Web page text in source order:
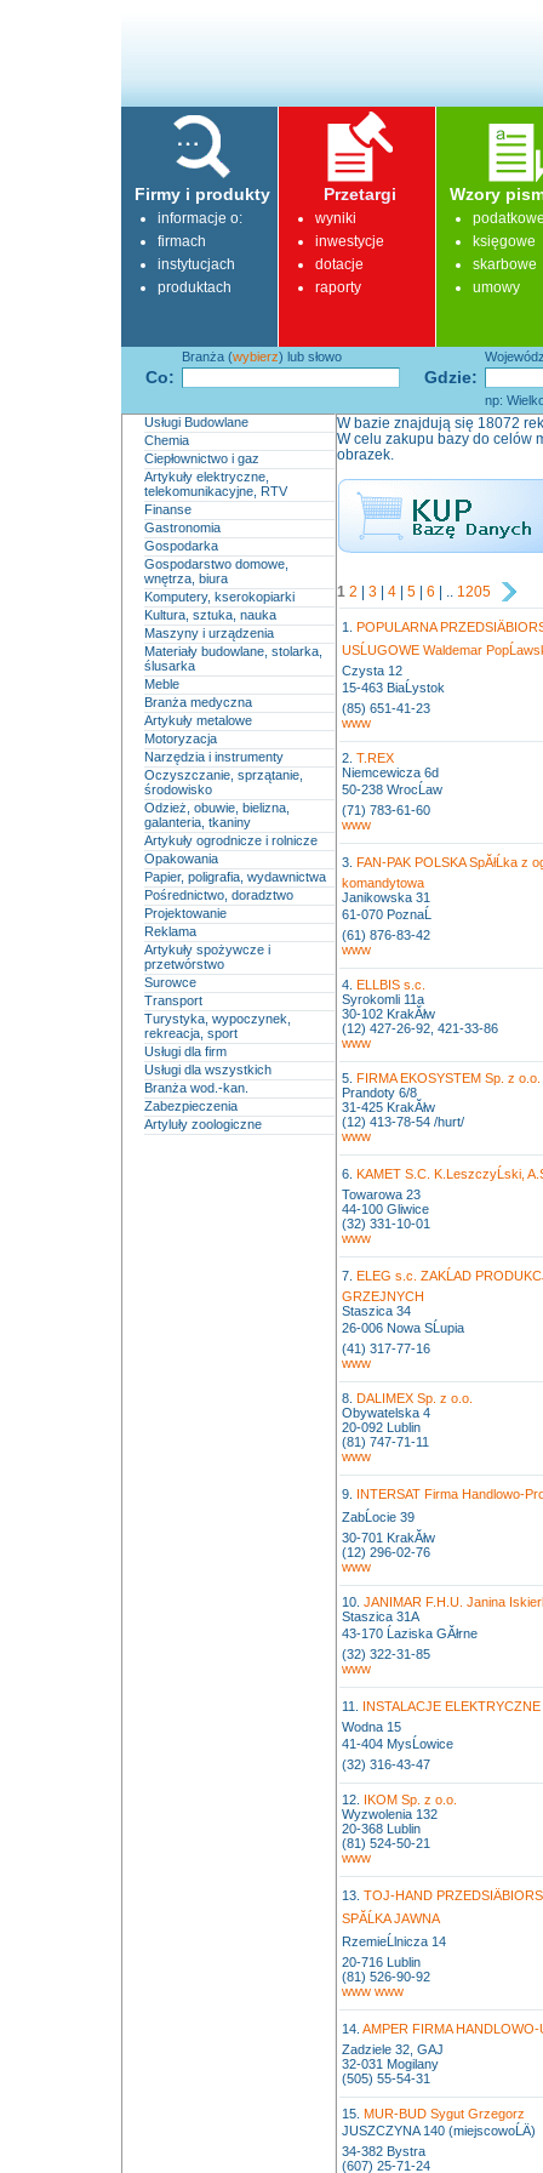
Firmy i produkty
informacje o:
firmach
instytucjach
produktach
Przetargi
wyniki
inwestycje
dotacje
raporty
Wzory
księgowe
skarbowe
umowy
Co: Gdzie:
Branża (wybierz) lub słowo
np:
Usługi Budowlane
Chemia
Ciepłownictwo i gaz
Artykuły elektryczne,
telekomunikacyjne, RTV
Finanse
Gastronomia
Gospodarka
Gospodarstwo domowe,
wnętrza, biura
Komputery, kserokopiarki
Kultura, sztuka, nauka
Maszyny i urządzenia
Materiały budowlane, stolarka,
ślusarka
Meble
Branża medyczna
Artykuły metalowe
Motoryzacja
Narzędzia i instrumenty
Oczyszczanie, sprzątanie,
środowisko
Odzież, obuwie, bielizna,
galanteria, tkaniny
Artykuły ogrodnicze i rolnicze
Opakowania
Papier, poligrafia, wydawnictwa
Pośrednictwo, doradztwo
Projektowanie
Reklama
Artykuły spożywcze i
przetwórstwo
Surowce
Transport
Turystyka, wypoczynek,
rekreacja, sport
Usługi dla firm
Usługi dla wszystkich
Branża wod.-kan.
Zabezpieczenia
Artyluły zoologiczne
W bazie znajdują się 18072
W celu zakupu bazy do celów
obrazek.
1 2 | 3 | 4 | 5 | 6 | .. 1205
1. POPULARNA
USĹUGOWE Waldemar
Czysta 12
15-463 BiaĹystok
(85) 651-41-23
www
2. T.REX
Niemcewicza 6d
50-238 WrocĹaw
(71) 783-61-60
www
3. FAN-PAK POLSKA SpĂłĹka z
komandytowa
Janikowska 31
61-070 PoznaĹ
(61) 876-83-42
www
4. ELLBIS s.c.
Syrokomli 11a
30-102 KrakĂłw
(12) 427-26-92, 421-33-86
www
5. FIRMA EKOSYSTEM Sp. z o.o.
Prandoty 6/8
31-425 KrakĂłw
(12) 413-78-54 /hurt/
www
6. KAMET S.C. K.LeszczyĹski,
Towarowa 23
44-100 Gliwice
(32) 331-10-01
www
7. ELEG s.c. ZAKĹAD
GRZEJNYCH
Staszica 34
26-006 Nowa SĹupia
(41) 317-77-16
www
8. DALIMEX Sp. z o.o.
Obywatelska 4
20-092 Lublin
(81) 747-71-11
www
9. INTERSAT Firma Handlowo-
ZabĹocie 39
30-701 KrakĂłw
(12) 296-02-76
www
10. JANIMAR F.H.U. Janina
Staszica 31A
43-170 Ĺaziska GĂłrne
(32) 322-31-85
www
11. INSTALACJE ELEKTRYCZNE
Wodna 15
41-404 MysĹowice
(32) 316-43-47
12. IKOM Sp. z o.o.
Wyzwolenia 132
20-368 Lublin
(81) 524-50-21
www
13. TOJ-HAND
SPĂĹKA JAWNA
RzemieĹlnicza 14
20-716 Lublin
(81) 526-90-92
www www
14. AMPER FIRMA HANDLOWO-
Zadziele 32, GAJ
32-031 Mogilany
(505) 55-54-31
15. MUR-BUD Sygut Grzegorz
JUSZCZYNA 140 (miejscowoĹÄ)
34-382 Bystra
(607) 25-71-24